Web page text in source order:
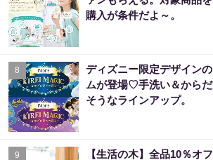
購入が条件だよ～。
8
ディズニー限定デザイン
ムが登場♡手洗い＆から
そうなラインアップ。
9
【生活の木】全品10％オ